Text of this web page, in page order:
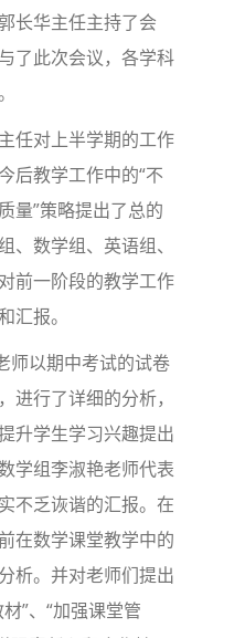
长华主任主持了会
了此次会议，各学科
对上半学期的工作
后教学工作中的“不
量”策略提出了总的
、数学组、英语组、
前一阶段的教学工作
汇报。
以期中考试的试卷
进行了详细的分析，
升学生学习兴趣提出
学组李淑艳老师代表
不乏诙谐的汇报。在
在数学课堂教学中的
析。并对老师们提出
”、“加强课堂管